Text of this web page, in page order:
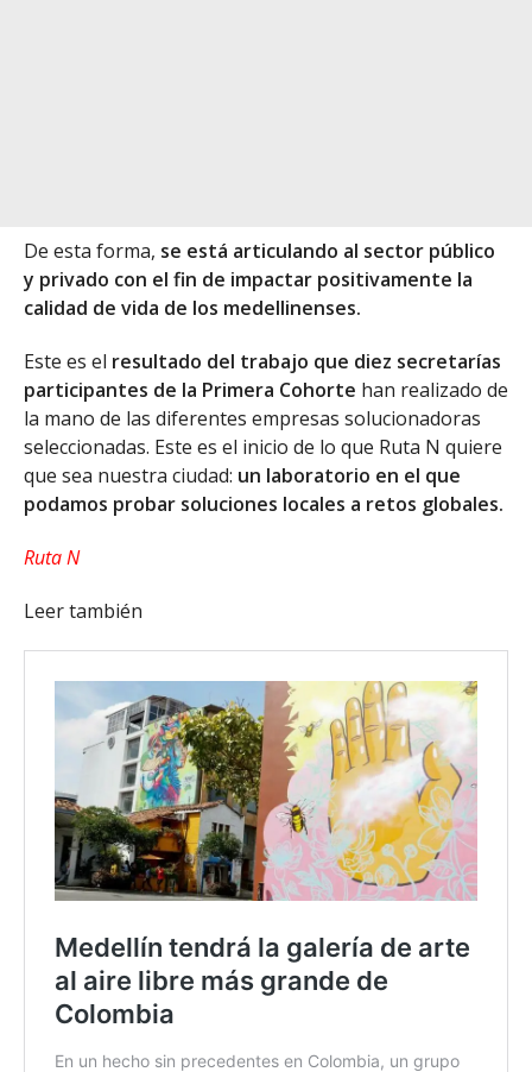
De esta forma, se está articulando al sector público
y privado con el fin de impactar positivamente la
calidad de vida de los medellinenses.
Este es el resultado del trabajo que diez secretarías
participantes de la Primera Cohorte han realizado de
la mano de las diferentes empresas solucionadoras
seleccionadas. Este es el inicio de lo que Ruta N quiere
que sea nuestra ciudad: un laboratorio en el que
podamos probar soluciones locales a retos globales.
Ruta N
Leer también